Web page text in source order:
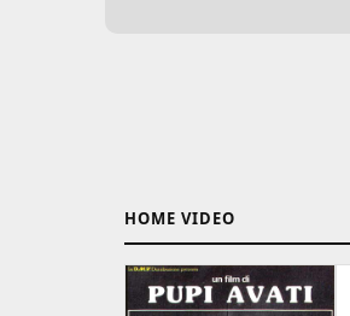
HOME VIDEO